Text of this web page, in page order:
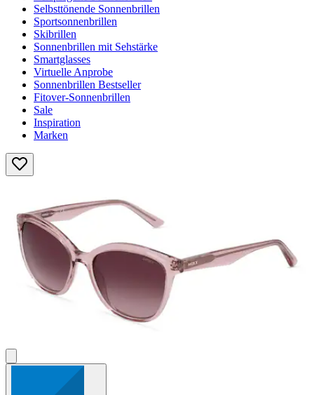
Selbsttönende Sonnenbrillen
Sportsonnenbrillen
Skibrillen
Sonnenbrillen mit Sehstärke
Smartglasses
Virtuelle Anprobe
Sonnenbrillen Bestseller
Fitover-Sonnenbrillen
Sale
Inspiration
Marken